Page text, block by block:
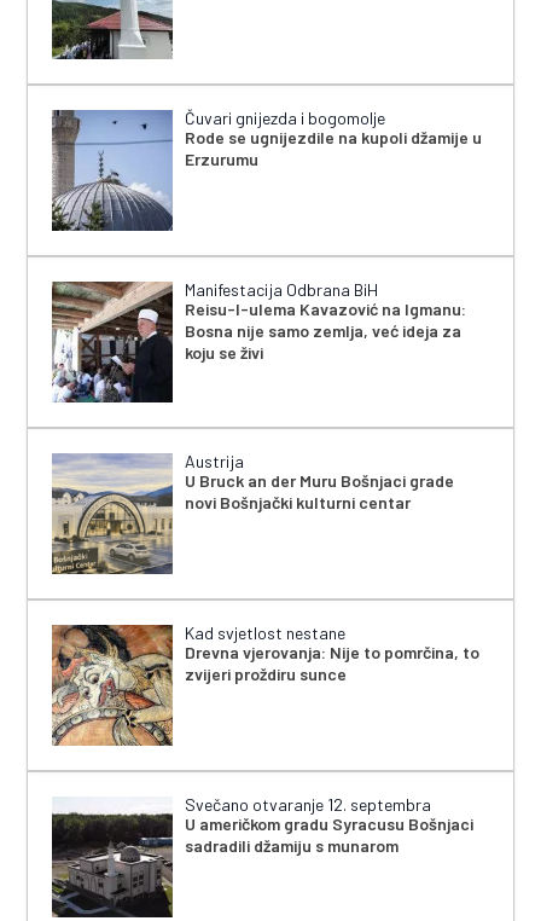
Čuvari gnijezda i bogomolje
Rode se ugnijezdile na kupoli džamije u
Erzurumu
Manifestacija Odbrana BiH
Reisu-l-ulema Kavazović na Igmanu:
Bosna nije samo zemlja, već ideja za
koju se živi
Austrija
U Bruck an der Muru Bošnjaci grade
novi Bošnjački kulturni centar
Kad svjetlost nestane
Drevna vjerovanja: Nije to pomrčina, to
zvijeri proždiru sunce
Svečano otvaranje 12. septembra
U američkom gradu Syracusu Bošnjaci
sadradili džamiju s munarom